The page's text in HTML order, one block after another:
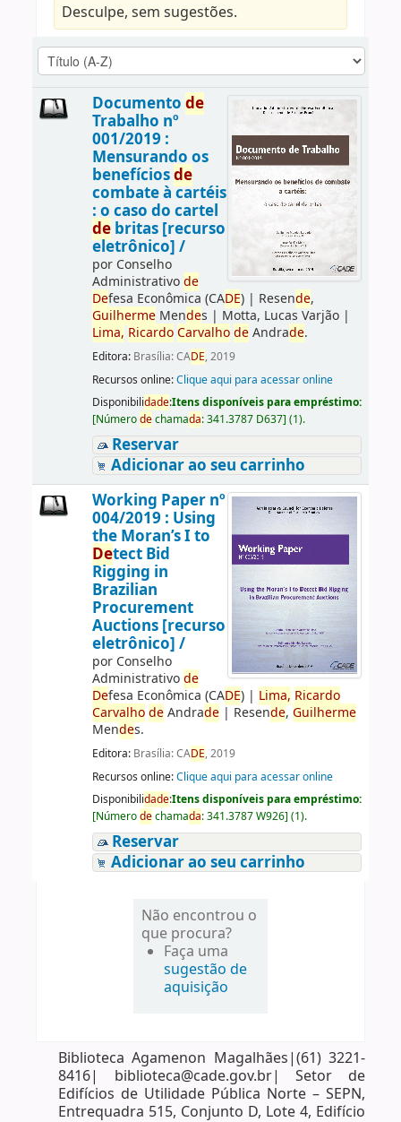
Desculpe, sem sugestões.
Documento de
Trabalho nº
001/2019 :
Mensurando os
benefíciosde
combate à cartéis
: o caso do cartel
debritas [recurso
eletrônico] /
por Conselho
Administrativode
Defesa Econômica (CADE)| Resende,
GuilhermeMendes | Motta, Lucas Varjão|
Lima, Ricardo Carvalho deAndrade.
Editora: Brasília: CADE, 2019
Recursos online:Clique aqui para acessar online
Disponibilidade:Itens disponíveis para empréstimo:
[Númerodechamada:341.3787 D637] (1).
Reservar
Adicionar ao seu carrinho
Working Paper nº
004/2019 : Using
the Moran’s I to
Detect Bid
Rigging in
Brazilian
Procurement
Auctions [recurso
eletrônico] /
por Conselho
Administrativode
Defesa Econômica (CADE)| Lima, Ricardo
Carvalho deAndrade| Resende, Guilherme
Mendes.
Editora: Brasília: CADE, 2019
Recursos online:Clique aqui para acessar online
Disponibilidade:Itens disponíveis para empréstimo:
[Númerodechamada:341.3787 W926] (1).
Reservar
Adicionar ao seu carrinho
Não encontrou o
que procura?
Faça uma
sugestão de
aquisição
Biblioteca Agamenon Magalhães|(61) 3221-
8416| biblioteca@cade.gov.br| Setor de
Edifícios de Utilidade Pública Norte – SEPN,
Entrequadra 515, Conjunto D, Lote 4, Edifício